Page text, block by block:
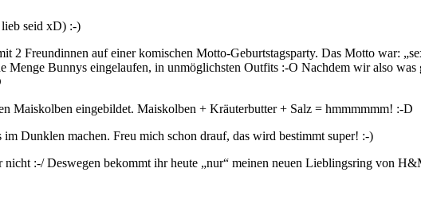
seid xD) :-)
2 Freundinnen auf einer komischen Motto-Geburtstagsparty. Das Motto war:
Menge Bunnys eingelaufen, in unmöglichsten Outfits :-O Nachdem wir also
Maiskolben eingebildet. Maiskolben + Kräuterbutter + Salz = hmmmmmm! :-D
Dunklen machen. Freu mich schon drauf, das wird bestimmt super! :-)
:-/ Deswegen bekommt ihr heute „nur“ meinen neuen Lieblingsring von